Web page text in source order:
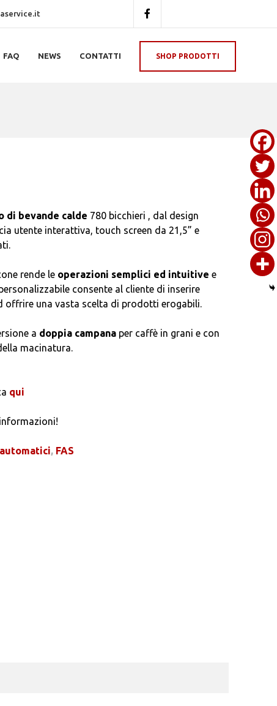
FAQ NEWS CONTATTI SHOP PRODOTTI
di bevande calde 780 bicchieri , dal design
utente interattiva, touch screen da 21,5” e
rende le operazioni semplici ed intuitive e
consente al cliente di inserire
offrire una vasta scelta di prodotti erogabili.
a doppia campana per caffè in grani e con
macinatura.
qui
, FAS